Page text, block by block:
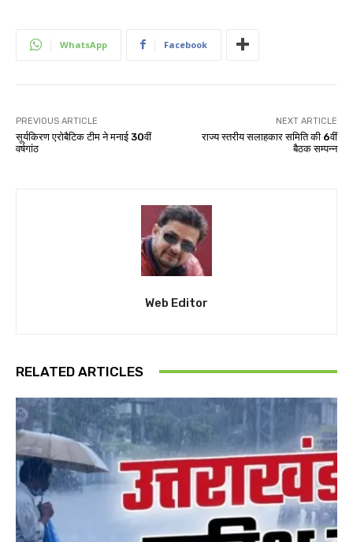
WhatsApp Facebook
PREVIOUS ARTICLE
सूर्यकिरण एरोबैटिक टीम ने मनाई 30वीं
वर्षगांठ
NEXT ARTICLE
राज्य स्तरीय सलाहकार समिति की 6वीं
बैठक सम्पन्न
Web Editor
RELATED ARTICLES